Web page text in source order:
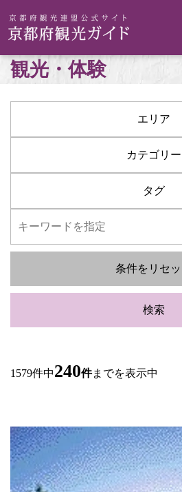
観光・体験
エリア
カテゴリー
タグ
条件をリセッ
検索
1579件中240件までを表示中